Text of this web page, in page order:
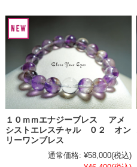
１０ｍｍエナジーブレス アメ
シストエレスチャル ０２ オン
リーワンブレス
通常価格: ¥58,000(税込)